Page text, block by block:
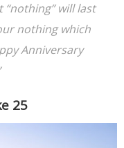
will last
nothing which
Anniversary
25